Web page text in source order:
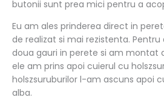
butonii sunt prea mici pentru a
Eu am ales prinderea direct in
de realizat si mai rezistenta.
doua gauri in perete si am montat
ele am prins apoi cuierul cu
holszsuruburilor l-am ascuns apoi
alba.